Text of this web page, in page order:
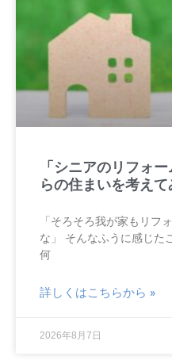
「シニアのリフォ
らの住まいを考えて
「そろそろ我が家もリフ
な」 そんなふうに感じた
何
詳しくはこちらから »
2026年8月7日